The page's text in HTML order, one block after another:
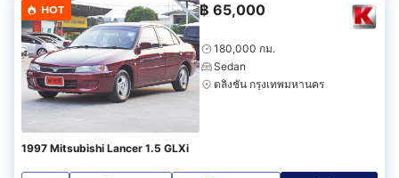
HOT ฿ 65,000
180,000 กม.
Sedan
ตลิ่งชัน กรุงเทพมหานคร
1997 Mitsubishi Lancer 1.5 GLXi